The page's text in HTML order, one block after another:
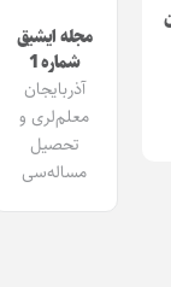
مجله ایشیق
شماره 1
آذربایجان
معلم‌لری و
تحصیل
مساله‌سی